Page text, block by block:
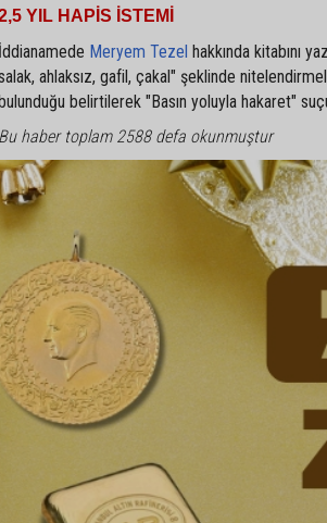
YIL HAPİS İSTEMİ
İddianamede Meryem Tezel hakkında kitabını
ahlaksız, gafil, çakal" şeklinde
belirtilerek "Basın yoluyla hakaret"
Bu haber toplam 2588 defa okunmuştur